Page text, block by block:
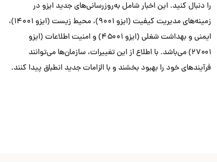
را دنبال کنید. این اخبار شامل به‌روزرسانی‌های جدید ایزو در
زمینه‌های مدیریت کیفیت (ایزو ۹۰۰۱)، محیط زیست (ایزو ۱۴۰۰۱)،
ایمنی و بهداشت شغلی (ایزو ۴۵۰۰۱) و امنیت اطلاعات (ایزو
۲۷۰۰۱) می‌باشد. با اطلاع از این تغییرات، سازمان‌ها می‌توانند
فرآیندهای خود را بهبود بخشند و با الزامات جدید انطباق پیدا کنند.